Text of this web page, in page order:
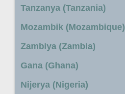
Tanzanya (Tanzania)
Mozambik (Mozambique)
Zambiya (Zambia)
Gana (Ghana)
Nijerya (Nigeria)